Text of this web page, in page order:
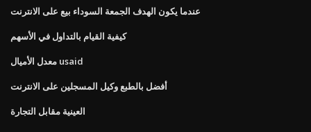
عندما يكون الهدف الجمعة السوداء بيع على الانترنت
كيفية القيام بالتداول في الأسهم
معدل الأميال usaid
أفضل بالطبع وكيل المسجلين على الانترنت
العينية مقابل التجارة